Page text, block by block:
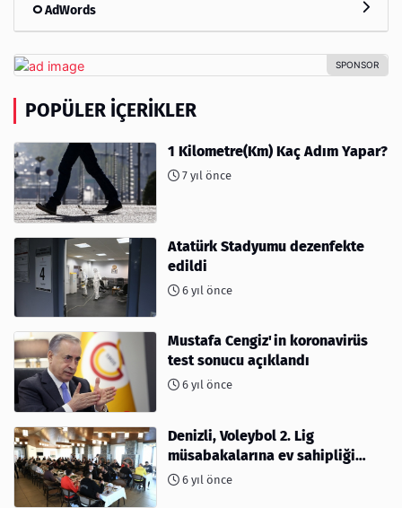
AdWords
POPÜLER İÇERIKLER
1 Kilometre(Km) Kaç Adım Yapar?
7 yıl önce
Atatürk Stadyumu dezenfekte
edildi
6 yıl önce
Mustafa Cengiz'in koronavirüs
test sonucu açıklandı
6 yıl önce
Denizli, Voleybol 2. Lig
müsabakalarına ev sahipliği
yapıyor
6 yıl önce